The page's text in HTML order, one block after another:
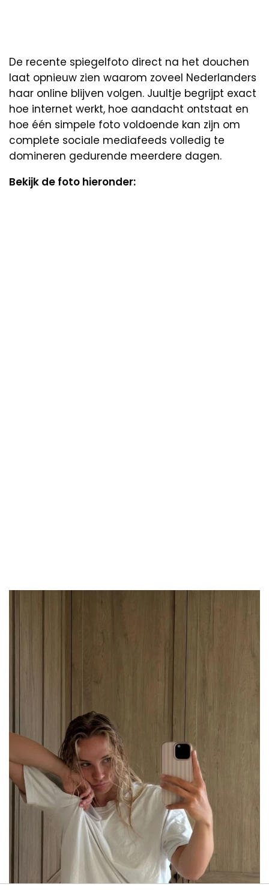
De recente spiegelfoto direct na het douchen
laat opnieuw zien waarom zoveel Nederlanders
haar online blijven volgen. Juultje begrijpt exact
hoe internet werkt, hoe aandacht ontstaat en
hoe één simpele foto voldoende kan zijn om
complete sociale mediafeeds volledig te
domineren gedurende meerdere dagen.
Bekijk de foto hieronder: